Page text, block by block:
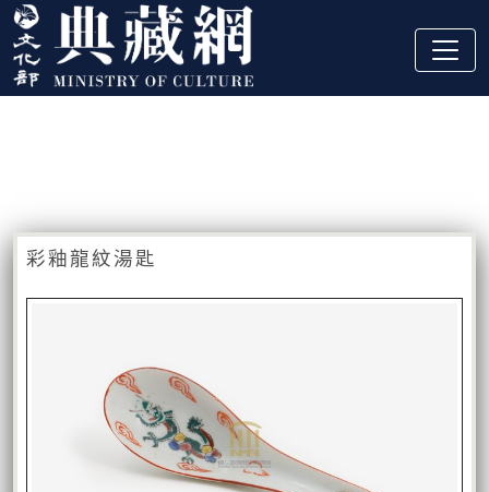
跳到主要內容
:::
彩釉龍紋湯匙